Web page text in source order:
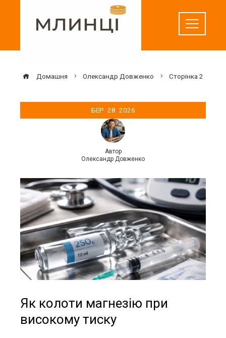
Домашня Олександр Довженко Сторінка 2
БЕР 28 2026
Автор
Олександр Довженко
Як колоти магнезію при
високому тиску